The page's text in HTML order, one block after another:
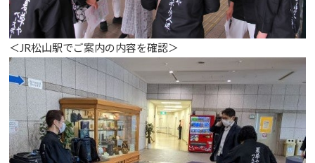
＜JR松山駅でご案内の内容を確認＞